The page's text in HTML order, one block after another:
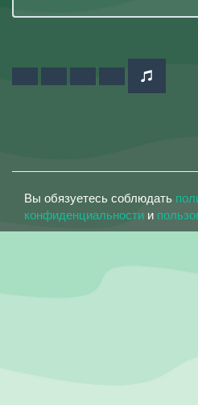
Вы обязуетесь соблюдать
конфиденциальности и